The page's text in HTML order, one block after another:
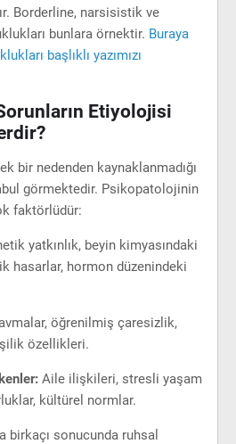
Borderline, narsisistik ve
bunlara örnektir. Buraya
başlıklı yazımızı
Etiyolojisi
bir nedenden kaynaklanmadığı
görmektedir. Psikopatolojinin
faktörlüdür:
yatkınlık, beyin kimyasındaki
hasarlar, hormon düzenindeki
öğrenilmiş çaresizlik,
özellikleri.
Aile ilişkileri, stresli yaşam
kültürel normlar.
birkaçı sonucunda ruhsal